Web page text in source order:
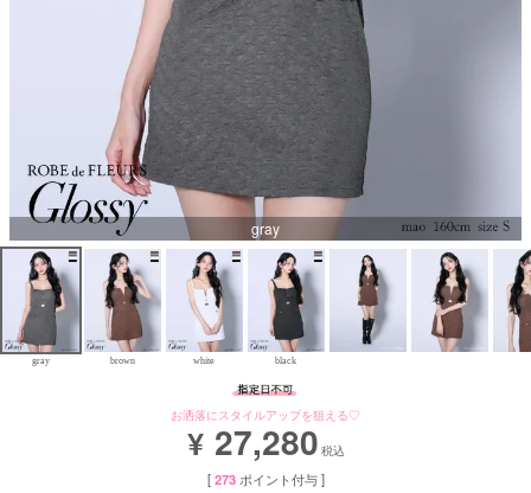
gray
gray brown white black
お洒落にスタイルアップを狙える♡
¥ 27,280 税込
[ 273 ポイント付与 ]